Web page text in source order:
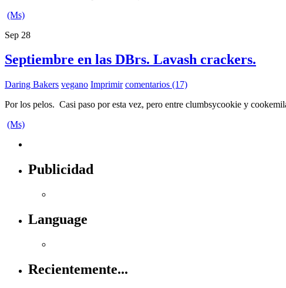
(Ms)
Sep 28
Septiembre en las DBrs. Lavash crackers.
Daring Bakers vegano Imprimir comentarios (17)
Por los pelos. Casi paso por esta vez, pero entre clumbsycookie y
(Ms)
Publicidad
Language
Recientemente...